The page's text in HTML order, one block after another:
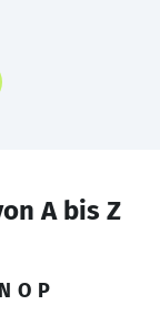
A bis Z
N O P